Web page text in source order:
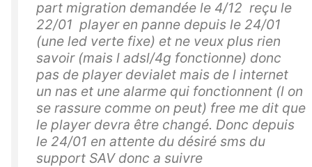
part migration demandée le 4/12 reçu le
22/01 player en panne depuis le 24/01
(une led verte fixe) et ne veux plus rien
savoir (mais l adsl/4g fonctionne) donc
pas de player devialet mais de l internet
un nas et une alarme qui fonctionnent (l on
se rassure comme on peut) free me dit que
le player devra être changé. Donc depuis
le 24/01 en attente du désiré sms du
support SAV donc a suivre